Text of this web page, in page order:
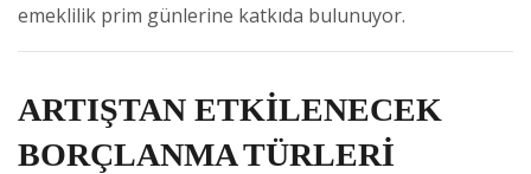
emeklilik prim günlerine katkıda bulunuyor.
ARTIŞTAN ETKİLENECEK
BORÇLANMA TÜRLERİ